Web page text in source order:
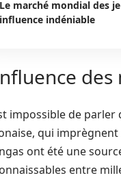
Le marché mondial des
influence indéniable
impossible de parler
qui
ont été une
entre